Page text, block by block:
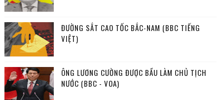
ĐƯỜNG SẮT CAO TỐC BẮC-NAM (BBC TIẾNG
VIỆT)
ÔNG LƯƠNG CƯỜNG ĐƯỢC BẦU LÀM CHỦ TỊCH
NƯỚC (BBC - VOA)